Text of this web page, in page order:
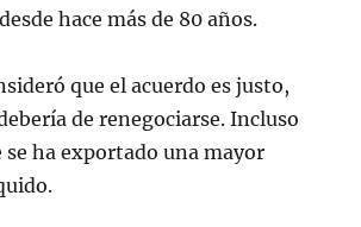
hace más de 80 años.
que el acuerdo es justo,
de renegociarse. Incluso
ha exportado una mayor